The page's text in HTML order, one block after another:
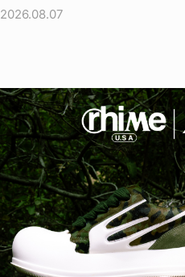
2026.08.07